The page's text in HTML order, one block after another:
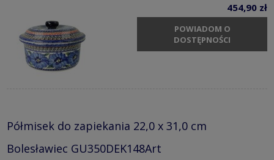
454,90 zł
POWIADOM O
DOSTĘPNOŚCI
Półmisek do zapiekania 22,0 x 31,0 cm
Bolesławiec GU350DEK148Art